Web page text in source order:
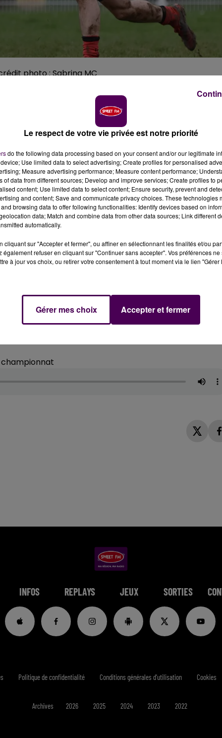
photo : Sabrina MC
24 mars. Le Rugby Perche Val d’Huisne l’a
le-Rotrou / La Ferté-Bernard évoluera en Fédérale
match cette saison, lors de la première journée en
de Régionale 1 et les joueurs de l’entente
fois imposée, contre l'équipe d'Orléans, sur le
championnat,ils étaient assurés de retrouver la
quittée."C'est un temps long mais certainement
un effectif compétitif"analyse Loïc Coudray, l'un des
le sait, en Fédérale 3, il faudra être prêt"le plus
années à être dans le ventre mou du
première que la réserve
. Cela fait une
le-Rotrou puis désormais de l'entente avec les
de la réflexion :" Je suis dans le doute,j'ai peur de ne
INFOS REPLAYS JEUX SORTIES
Politique de confidentialité Conditions générales d'utilisation Cookies
Archives 2026 2025 2024 2023 2022
Le respect de votre vie privée est notre priorité
do the following data processing based on your consent and/or our legitimate
Use limited data to select advertising; Create profiles for personalised
Measure advertising performance; Measure content performance;
of data from different sources; Develop and improve services; Create profiles to
content; Use limited data to select content; Ensure security, prevent and
and content; Save and communicate privacy choices. These technologies
browsing data to offer following functionalities: Identify devices based on
data; Match and combine data from other data sources; Link different
automatically.
cliquant sur "Accepter et fermer", ou affiner en sélectionnant les finalités et/ou
également refuser en cliquant sur "Continuer sans accepter". Vos préférences
à jour vos choix, ou retirer votre consentement à tout moment via le lien
Gérer mes choix Accepter et fermer